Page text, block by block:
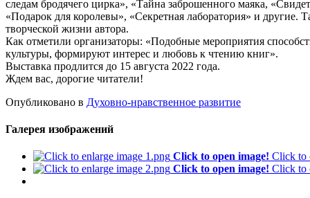
следам бродячего цирка», «Тайна заброшенного маяка,
«Подарок для королевы», «Секретная лаборатория» и другие.
творческой жизни автора.
Как отметили организаторы: «Подобные мероприятия
культуры, формируют интерес и любовь к чтению книг».
Выставка продлится до 15 августа 2022 года.
Ждем вас, дорогие читатели!
Опубликовано в Духовно-нравственное развитие
Галерея изображений
Click to open image! Click to
Click to open image! Click to